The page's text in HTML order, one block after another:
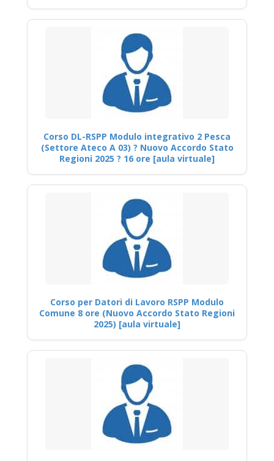
Corso DL-RSPP Modulo integrativo 2 Pesca
(Settore Ateco A 03) ? Nuovo Accordo Stato
Regioni 2025 ? 16 ore [aula virtuale]
Corso per Datori di Lavoro RSPP Modulo
Comune 8 ore (Nuovo Accordo Stato Regioni
2025) [aula virtuale]